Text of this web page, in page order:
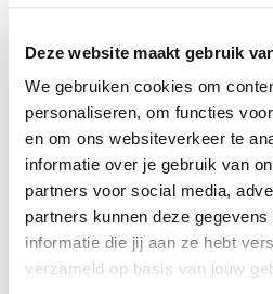
Deze website maakt gebruik
We gebruiken cookies om
personaliseren, om functies
en om ons websiteverkeer te
informatie over je gebruik van
partners voor social media,
partners kunnen deze
informatie die jij aan ze hebt
verzameld op basis van jouw
pannenroosters, inzetbakjes,
keukenkastjes. Op deze
harmonie in je keuken!
Kleur en materiaal
De kraan is Chroom van kleur
materiaal Messing. Messing is
metaalsoort met bacterie-
is hierdoor veilig om toe te